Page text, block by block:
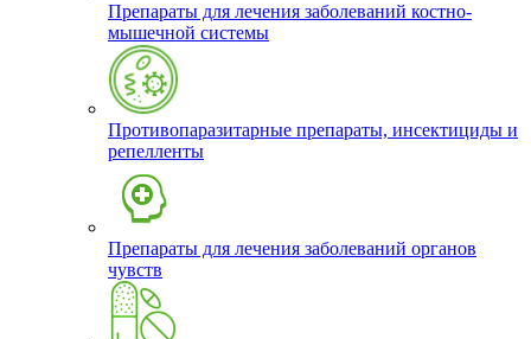
Препараты для лечения заболеваний костно-
мышечной системы
Противопаразитарные препараты, инсектициды и
репелленты
Препараты для лечения заболеваний органов
чувств